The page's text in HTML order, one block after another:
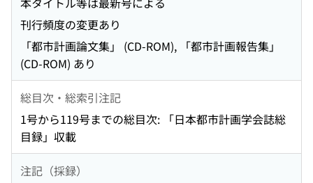
刊行頻度の変更あり
「都市計画論文集」 (CD-ROM), 「都市計画報告集」
(CD-ROM) あり
総目次・総索引注記
1号から119号までの総目次: 「日本都市計画学会誌総
目録」収載
注記（採録）